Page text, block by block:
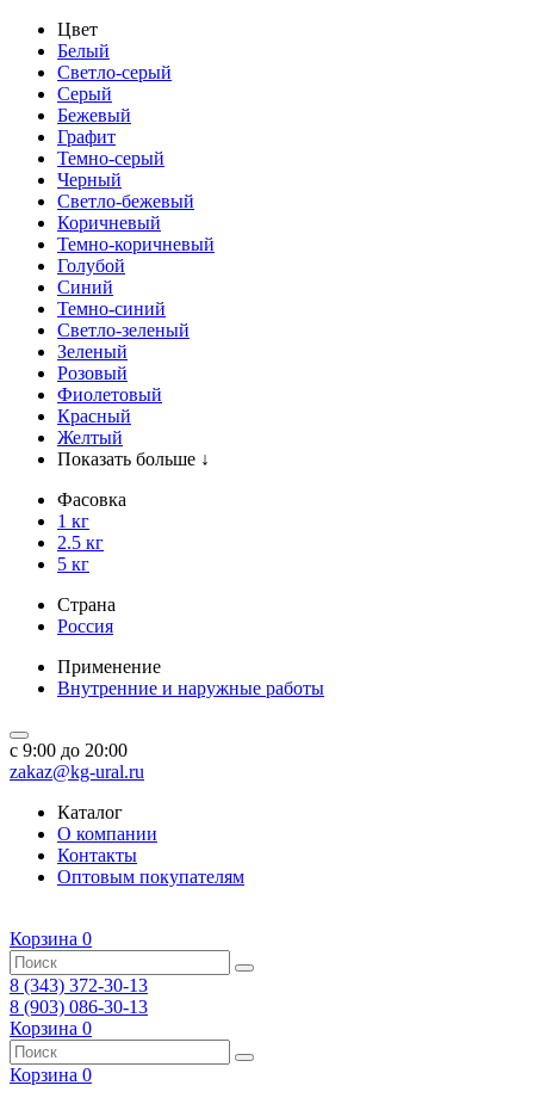
Цвет
Белый
Светло-серый
Серый
Бежевый
Графит
Темно-серый
Черный
Светло-бежевый
Коричневый
Темно-коричневый
Голубой
Синий
Темно-синий
Светло-зеленый
Зеленый
Розовый
Фиолетовый
Красный
Желтый
Показать больше ↓
Фасовка
1 кг
2.5 кг
5 кг
Страна
Россия
Применение
Внутренние и наружные работы
c 9:00 до 20:00
zakaz@kg-ural.ru
Каталог
О компании
Контакты
Оптовым покупателям
Корзина 0
8 (343) 372-30-13
8 (903) 086-30-13
Корзина 0
Корзина 0